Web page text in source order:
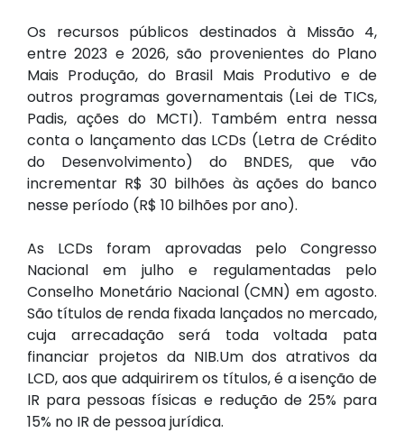
Os recursos públicos destinados à Missão 4,
entre 2023 e 2026, são provenientes do Plano
Mais Produção, do Brasil Mais Produtivo e de
outros programas governamentais (Lei de TICs,
Padis, ações do MCTI). Também entra nessa
conta o lançamento das LCDs (Letra de Crédito
do Desenvolvimento) do BNDES, que vão
incrementar R$ 30 bilhões às ações do banco
nesse período (R$ 10 bilhões por ano).
As LCDs foram aprovadas pelo Congresso
Nacional em julho e regulamentadas pelo
Conselho Monetário Nacional (CMN) em agosto.
São títulos de renda fixada lançados no mercado,
cuja arrecadação será toda voltada pata
financiar projetos da NIB.Um dos atrativos da
LCD, aos que adquirirem os títulos, é a isenção de
IR para pessoas físicas e redução de 25% para
15% no IR de pessoa jurídica.